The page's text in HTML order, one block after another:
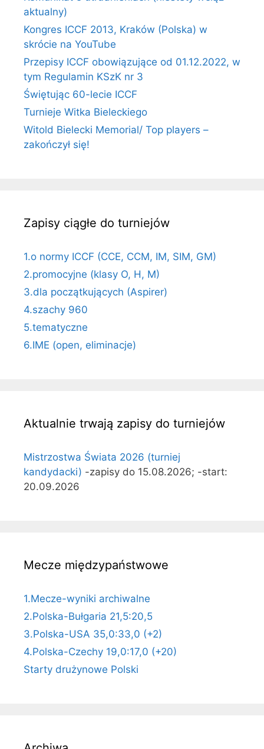
aktualny)
Kongres ICCF 2013, Kraków (Polska) w
skrócie na YouTube
Przepisy ICCF obowiązujące od 01.12.2022, w
tym Regulamin KSzK nr 3
Świętując 60-lecie ICCF
Turnieje Witka Bieleckiego
Witold Bielecki Memorial/ Top players –
zakończył się!
Zapisy ciągłe do turniejów
1.o normy ICCF (CCE, CCM, IM, SIM, GM)
2.promocyjne (klasy O, H, M)
3.dla początkujących (Aspirer)
4.szachy 960
5.tematyczne
6.IME (open, eliminacje)
Aktualnie trwają zapisy do turniejów
Mistrzostwa Świata 2026 (turniej
kandydacki) -zapisy do 15.08.2026; -start:
20.09.2026
Mecze międzypaństwowe
1.Mecze-wyniki archiwalne
2.Polska-Bułgaria 21,5:20,5
3.Polska-USA 35,0:33,0 (+2)
4.Polska-Czechy 19,0:17,0 (+20)
Starty drużynowe Polski